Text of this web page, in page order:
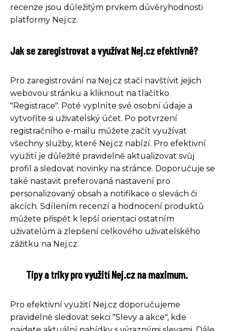
recenze jsou důležitým prvkem důvěryhodnosti
platformy Nej.cz.
Jak se zaregistrovat a využívat Nej.cz efektivně?
Pro zaregistrování na Nej.cz stačí navštívit jejich
webovou stránku a kliknout na tlačítko
"Registrace". Poté vyplníte své osobní údaje a
vytvoříte si uživatelský účet. Po potvrzení
registračního e-mailu můžete začít využívat
všechny služby, které Nej.cz nabízí. Pro efektivní
využití je důležité pravidelně aktualizovat svůj
profil a sledovat novinky na stránce. Doporučuje se
také nastavit preferovaná nastavení pro
personalizovaný obsah a notifikace o slevách či
akcích. Sdílením recenzí a hodnocení produktů
můžete přispět k lepší orientaci ostatním
uživatelům a zlepšení celkového uživatelského
zážitku na Nej.cz.
Tipy a triky pro využití Nej.cz na maximum.
Pro efektivní využití Nej.cz doporučujeme
pravidelně sledovat sekci "Slevy a akce", kde